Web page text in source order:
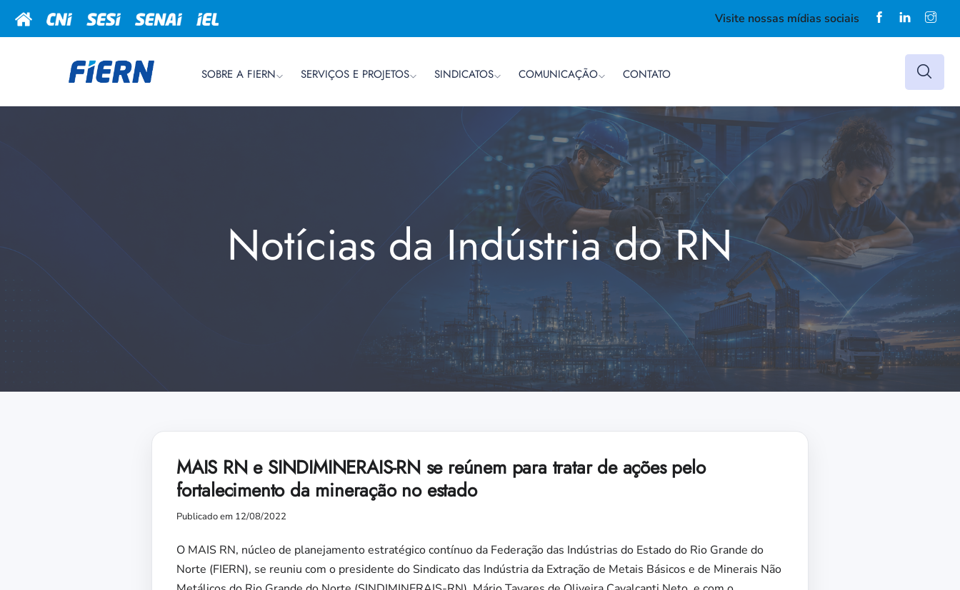
Visite nossas mídias sociais
SOBRE A FIERN SERVIÇOS E PROJETOS SINDICATOS COMUNICAÇÃO CONTATO
Notícias da Indústria do RN
MAIS RN e SINDIMINERAIS-RN se reúnem para tratar de ações pelo
fortalecimento da mineração no estado
Publicado em 12/08/2022
O MAIS RN, núcleo de planejamento estratégico contínuo da Federação das Indústrias do Estado do Rio Grande do
Norte (FIERN), se reuniu com o presidente do Sindicato das Indústria da Extração de Metais Básicos e de Minerais Não